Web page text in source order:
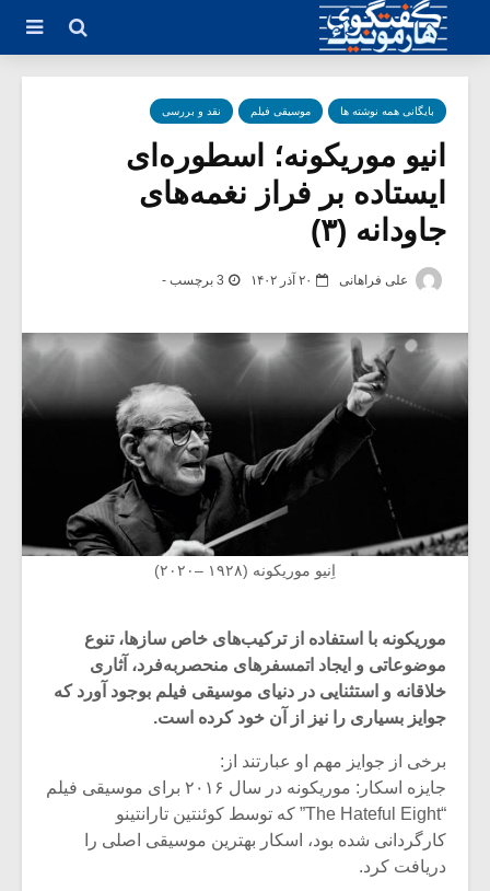
بایگانی همه نوشته ها موسیقی فیلم نقد و بررسی
انیو موریکونه؛ اسطوره‌ای
ایستاده بر فراز نغمه‌های
جاودانه (۳)
علی فراهانی ۲۰ آذر ۱۴۰۲ 3 برچسب -
اِنیو موریکونه (۱۹۲۸ –۲۰۲۰)
موریکونه با استفاده از ترکیب‌‌های خاص ساز‌ها، تنوع
موضوعاتی و ایجاد اتمسفر‌های منحصربه‌فرد، آثاری
خلاقانه و استثنایی در دنیای موسیقی فیلم بوجود آورد که
جوایز بسیاری را نیز از آن خود کرده است.
برخی از جوایز مهم او عبارتند از:
جایزه اسکار: موریکونه در سال ۲۰۱۶ برای موسیقی فیلم
“The Hateful Eight” که توسط کوئنتین تارانتینو
کارگردانی شده بود، اسکار بهترین موسیقی اصلی را
دریافت کرد.